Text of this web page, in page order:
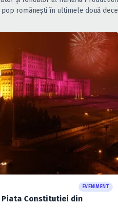
românești în ultimele două
EVENIMENT
Piata Constitutiei din